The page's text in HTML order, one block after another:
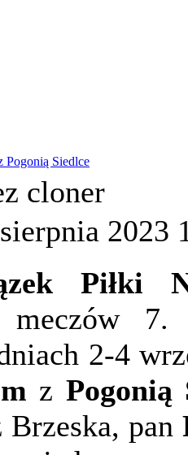
Pogonią Siedlce
cloner
2023
Piłki
meczów
2-4
z Pogonią
pan